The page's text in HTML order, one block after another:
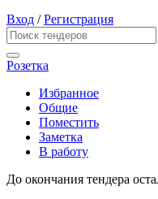
Вход /Регистрация
Розетка
Избранное
Общие
Поместить
Заметка
В работу
До окончания тендера